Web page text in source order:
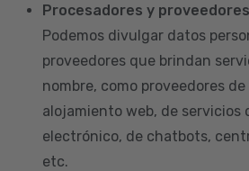
Procesadores y
Podemos divulgar datos
proveedores que brindan
nombre, como proveedores
alojamiento web, de servicios
electrónico, de chatbots,
etc.